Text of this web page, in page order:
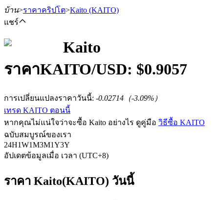
ฟิวเจอร์ส
ฟิวเจอร์ส USDT
บ้าน>ราคาคริปโต>Kaito (KAITO)
แชร์
Kaito
ราคาKAITO/USD: $0.9057
การเปลี่ยนแปลงราคาวันนี้: -0.02714 （-3.09%）
เทรด KAITO ตอนนี้
หากคุณไม่แน่ใจว่าจะซื้อ Kaito อย่างไร ดูคู่มือ วิธีซื้อ KAITO
ฉบับสมบูรณ์ของเรา
24H1W1M3M1Y3Y
อัปเดตข้อมูลเมื่อ เวลา (UTC+8)
ราคา Kaito(KAITO) วันนี้